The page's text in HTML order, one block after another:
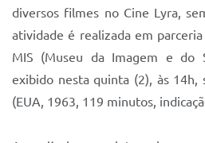
Parque Escola
Portal da Educação
Quadra Fiscal
SIC
diversos filmes no Cine Lyra,
atividade é realizada em
MIS (Museu da Imagem e do
exibido nesta quinta (2), às 14h,
(EUA, 1963, 119 minutos,